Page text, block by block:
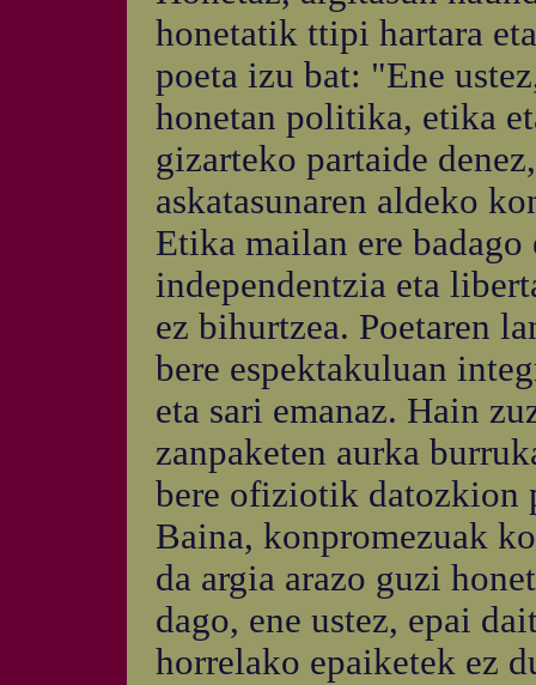
honetatik ttipi hartara
poeta izu bat: "Ene
honetan politika, etika
gizarteko partaide
askatasunaren aldeko
Etika mailan ere
independentzia eta
ez bihurtzea. Poetaren
bere espektakuluan
eta sari emanaz. Hain
zanpaketen aurka
bere ofiziotik datozkion
Baina, konpromezuak
da argia arazo guzi
dago, ene ustez, epai
horrelako epaiketek ez